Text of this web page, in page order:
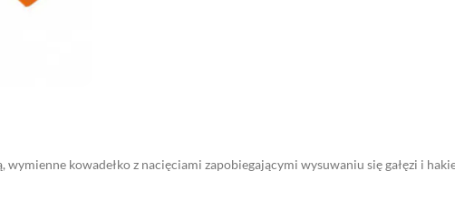
kowadełko z nacięciami zapobiegającymi wysuwaniu się gałęzi i